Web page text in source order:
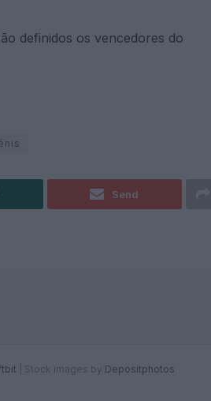
definidos os vencedores do
Send
Stock images by Depositphotos